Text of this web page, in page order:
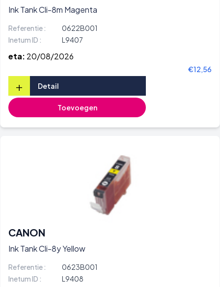
Ink Tank Cli-8m Magenta
Referentie :
0622B001
Inetum ID :
L9407
eta: 20/08/2026
€12,56
+ Detail
Toevoegen
CANON
Ink Tank Cli-8y Yellow
Referentie :
0623B001
Inetum ID :
L9408